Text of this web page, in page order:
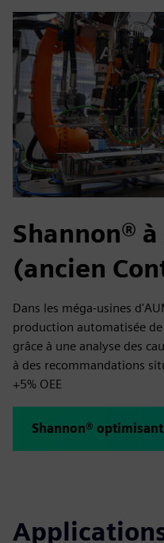
Shannon® à
(ancien
Dans les méga-usines
production automatisée
grâce à une analyse des
à des recommandations
+5% OEE